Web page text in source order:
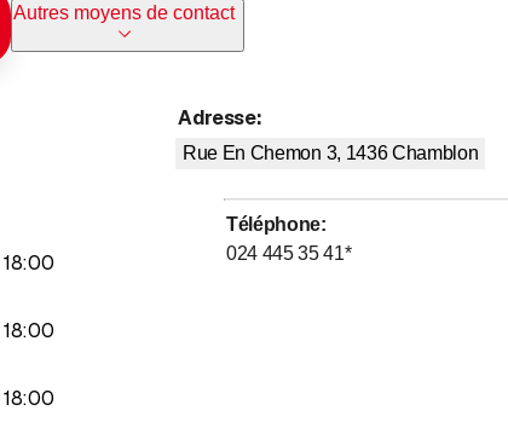
Autres moyens de contact
jusqu’à
18:00
jusqu’à
18:00
jusqu’à
18:00
Adresse:
Rue En Chemon 3, 1436 Chamblon
Téléphone:
024 445 35 41*